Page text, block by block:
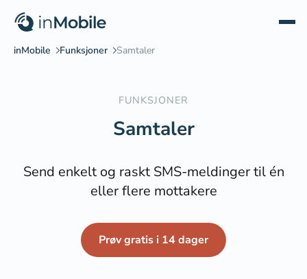
FUNKSJONER
Samtaler
Send enkelt og raskt SMS-meldinger til én
eller flere mottakere
Prøv gratis i 14 dager